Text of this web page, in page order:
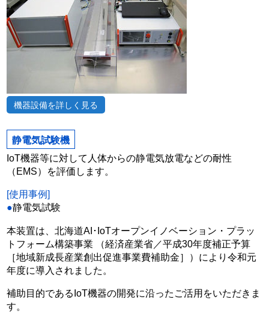
機器設備を詳しく見る
静電気試験機
IoT機器等に対して人体からの静電気放電などの耐性
（EMS）を評価します。
[使用事例]
●静電気試験
本装置は、北海道AI･IoTオープンイノベーション・プラッ
トフォーム構築事業 （経済産業省／平成30年度補正予算
［地域新成長産業創出促進事業費補助金］）により令和元
年度に導入されました。
補助目的であるIoT機器の開発に沿ったご活用をいただきま
す。